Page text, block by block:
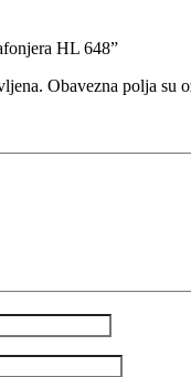
HL 648”
Obavezna polja su